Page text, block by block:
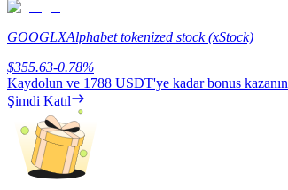
Power Piggy
Günlük rekabetçi ödüller kazanın
GOOGLXAlphabet tokenized stock (xStock)
$355.63-0.78%
Kaydolun ve 1788 USDT'ye kadar bonus kazanın
Şimdi Katıl